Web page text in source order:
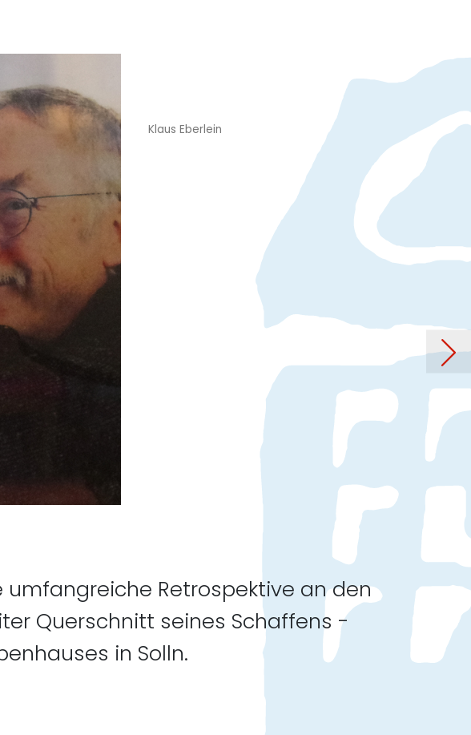
Klaus Eberlein
umfangreiche Retrospektive an den
Querschnitt seines Schaffens -
in Solln.
Gelungene Galerie-Retrospektive